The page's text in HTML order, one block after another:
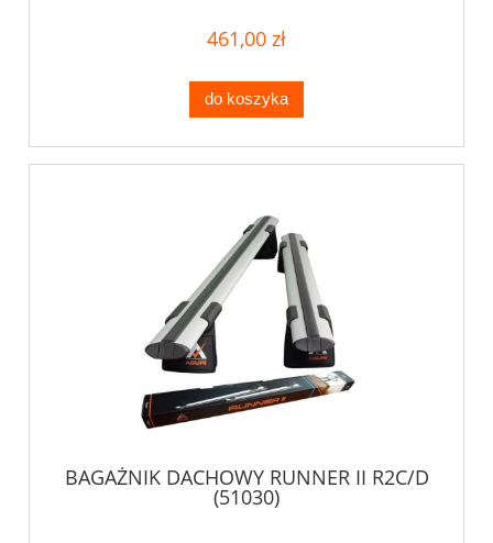
461,00 zł
do koszyka
BAGAŻNIK DACHOWY RUNNER II R2C/D
(51030)